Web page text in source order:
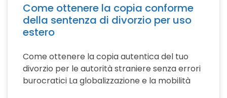
Come ottenere la copia conforme
della sentenza di divorzio per uso
estero
Come ottenere la copia autentica del tuo
divorzio per le autorità straniere senza errori
burocratici La globalizzazione e la mobilità